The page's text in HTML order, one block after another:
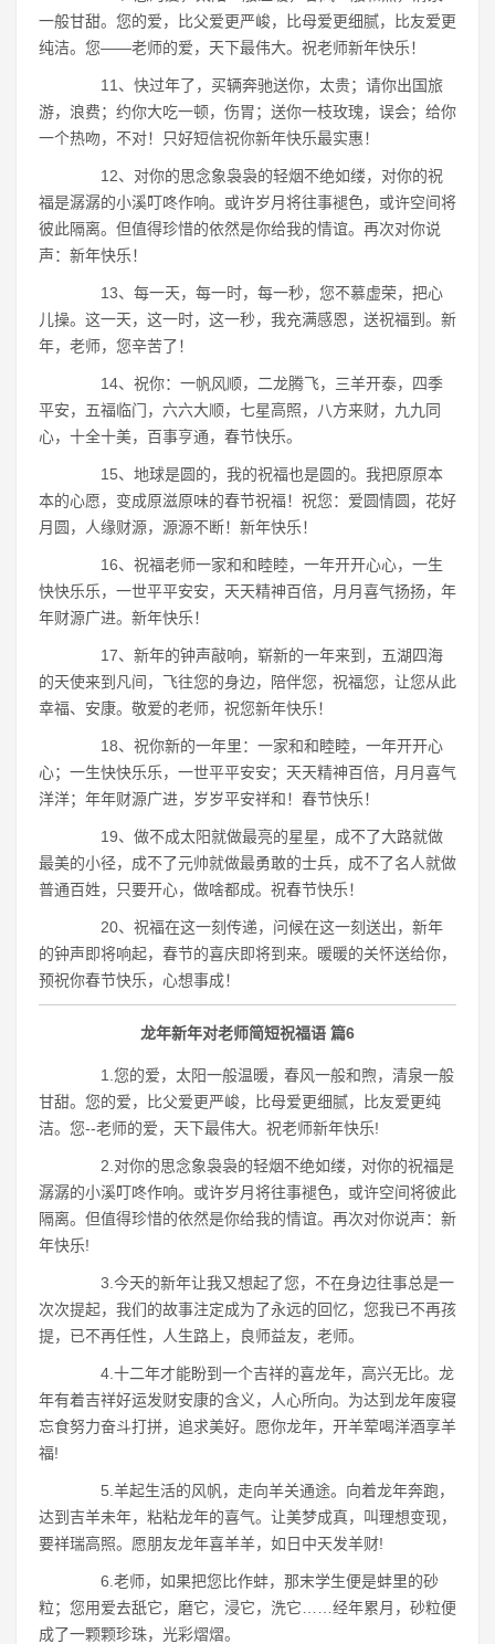
一般甘甜。您的爱，比父爱更严峻，比母爱更细腻，比友爱更
纯洁。您――老师的爱，天下最伟大。祝老师新年快乐！
11、快过年了，买辆奔驰送你，太贵；请你出国旅
游，浪费；约你大吃一顿，伤胃；送你一枝玫瑰，误会；给你
一个热吻，不对！只好短信祝你新年快乐最实惠！
12、对你的思念象袅袅的轻烟不绝如缕，对你的祝
福是潺潺的小溪叮咚作响。或许岁月将往事褪色，或许空间将
彼此隔离。但值得珍惜的依然是你给我的情谊。再次对你说
声：新年快乐！
13、每一天，每一时，每一秒，您不慕虚荣，把心
儿操。这一天，这一时，这一秒，我充满感恩，送祝福到。新
年，老师，您辛苦了！
14、祝你：一帆风顺，二龙腾飞，三羊开泰，四季
平安，五福临门，六六大顺，七星高照，八方来财，九九同
心，十全十美，百事亨通，春节快乐。
15、地球是圆的，我的祝福也是圆的。我把原原本
本的心愿，变成原滋原味的春节祝福！祝您：爱圆情圆，花好
月圆，人缘财源，源源不断！新年快乐！
16、祝福老师一家和和睦睦，一年开开心心，一生
快快乐乐，一世平平安安，天天精神百倍，月月喜气扬扬，年
年财源广进。新年快乐！
17、新年的钟声敲响，崭新的一年来到，五湖四海
的天使来到凡间，飞往您的身边，陪伴您，祝福您，让您从此
幸福、安康。敬爱的老师，祝您新年快乐！
18、祝你新的一年里：一家和和睦睦，一年开开心
心；一生快快乐乐，一世平平安安；天天精神百倍，月月喜气
洋洋；年年财源广进，岁岁平安祥和！春节快乐！
19、做不成太阳就做最亮的星星，成不了大路就做
最美的小径，成不了元帅就做最勇敢的士兵，成不了名人就做
普通百姓，只要开心，做啥都成。祝春节快乐！
20、祝福在这一刻传递，问候在这一刻送出，新年
的钟声即将响起，春节的喜庆即将到来。暖暖的关怀送给你，
预祝你春节快乐，心想事成！
龙年新年对老师简短祝福语 篇6
1.您的爱，太阳一般温暖，春风一般和煦，清泉一般
甘甜。您的爱，比父爱更严峻，比母爱更细腻，比友爱更纯
洁。您--老师的爱，天下最伟大。祝老师新年快乐!
2.对你的思念象袅袅的轻烟不绝如缕，对你的祝福是
潺潺的小溪叮咚作响。或许岁月将往事褪色，或许空间将彼此
隔离。但值得珍惜的依然是你给我的情谊。再次对你说声：新
年快乐!
3.今天的新年让我又想起了您，不在身边往事总是一
次次提起，我们的故事注定成为了永远的回忆，您我已不再孩
提，已不再任性，人生路上，良师益友，老师。
4.十二年才能盼到一个吉祥的喜龙年，高兴无比。龙
年有着吉祥好运发财安康的含义，人心所向。为达到龙年废寝
忘食努力奋斗打拼，追求美好。愿你龙年，开羊荤喝洋酒享羊
福!
5.羊起生活的风帆，走向羊关通途。向着龙年奔跑，
达到吉羊未年，粘粘龙年的喜气。让美梦成真，叫理想变现，
要祥瑞高照。愿朋友龙年喜羊羊，如日中天发羊财!
6.老师，如果把您比作蚌，那末学生便是蚌里的砂
粒；您用爱去舐它，磨它，浸它，洗它……经年累月，砂粒便
成了一颗颗珍珠，光彩熠熠。